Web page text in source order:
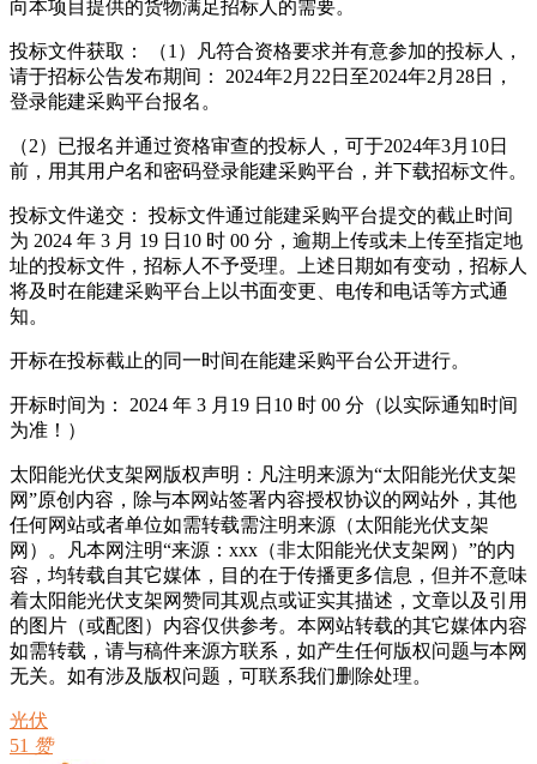
向本项目提供的货物满足招标人的需要。
投标文件获取： （1）凡符合资格要求并有意参加的投标人，
请于招标公告发布期间： 2024年2月22日至2024年2月28日，
登录能建采购平台报名。
（2）已报名并通过资格审查的投标人，可于2024年3月10日
前，用其用户名和密码登录能建采购平台，并下载招标文件。
投标文件递交： 投标文件通过能建采购平台提交的截止时间
为 2024 年 3 月 19 日10 时 00 分，逾期上传或未上传至指定地
址的投标文件，招标人不予受理。上述日期如有变动，招标人
将及时在能建采购平台上以书面变更、电传和电话等方式通
知。
开标在投标截止的同一时间在能建采购平台公开进行。
开标时间为： 2024 年 3 月19 日10 时 00 分（以实际通知时间
为准！）
太阳能光伏支架网版权声明：凡注明来源为“太阳能光伏支架
网”原创内容，除与本网站签署内容授权协议的网站外，其他
任何网站或者单位如需转载需注明来源（太阳能光伏支架
网）。凡本网注明“来源：xxx（非太阳能光伏支架网）”的内
容，均转载自其它媒体，目的在于传播更多信息，但并不意味
着太阳能光伏支架网赞同其观点或证实其描述，文章以及引用
的图片（或配图）内容仅供参考。本网站转载的其它媒体内容
如需转载，请与稿件来源方联系，如产生任何版权问题与本网
无关。如有涉及版权问题，可联系我们删除处理。
光伏
51 赞